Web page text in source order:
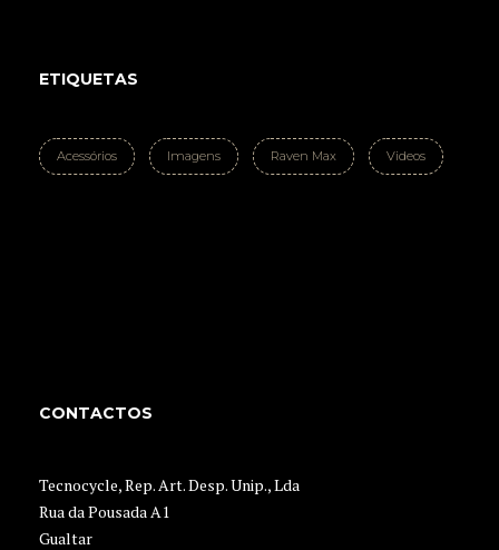
ETIQUETAS
Acessórios Imagens Raven Max Videos
CONTACTOS
Tecnocycle, Rep. Art. Desp. Unip., Lda
Rua da Pousada A1
Gualtar